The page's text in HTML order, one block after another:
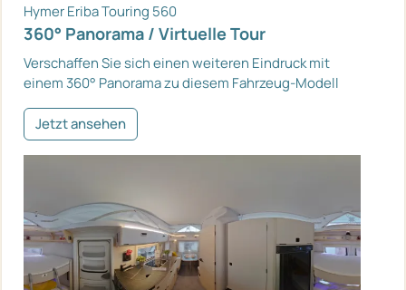
Hymer Eriba Touring 560
360° Panorama / Virtuelle Tour
Verschaffen Sie sich einen weiteren Eindruck mit
einem 360° Panorama zu diesem Fahrzeug-Modell
Jetzt ansehen